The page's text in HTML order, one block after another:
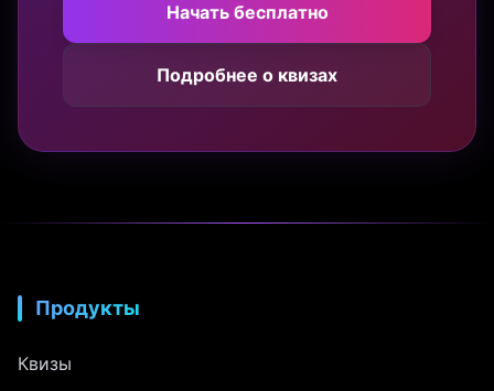
Начать бесплатно
Подробнее о квизах
Продукты
Квизы